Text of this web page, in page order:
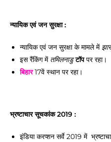
न्यायिक एवं जन सुरक्षा :
न्यायिक एवं जन सुरक्षा के मामले में
इस रैंकिंग में तमिलनाडुटॉपपर रहा।
बिहार17वें स्थान पर रहा।
भ्रष्टाचार सूचकांक 2019 :
इंडिया करप्शन सर्वे 2019 में